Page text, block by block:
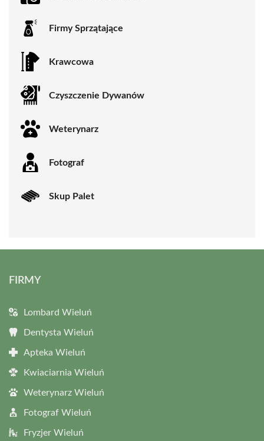
Firmy Sprzątające
Krawcowa
Czyszczenie Dywanów
Weterynarz
Fotograf
Skup Palet
FIRMY
Lombard Wieluń
Dentysta Wieluń
Apteka Wieluń
Kwiaciarnia Wieluń
Weterynarz Wieluń
Fotograf Wieluń
Fryzjer Wieluń